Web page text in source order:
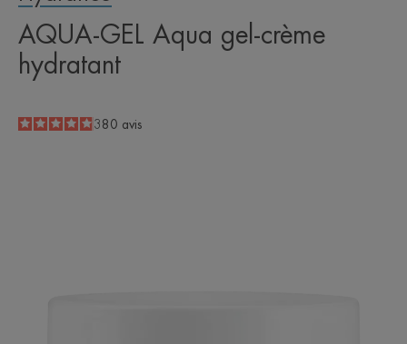
AQUA-GEL Aqua gel-crème
hydratant
4.9
/
5
380 avis